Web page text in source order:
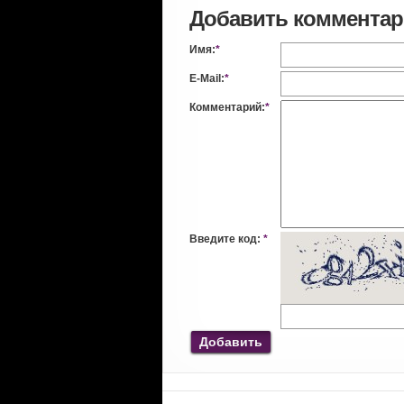
Добавить
Имя:*
E-Mail:*
Комментарий:*
Введите код: *
Добавить